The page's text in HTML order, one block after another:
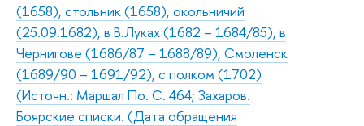
(1658), стольник (1658), окольничий
(25.09.1682), в В.Луках (1682 – 1684/85), в
Чернигове (1686/87 – 1688/89), Смоленск
(1689/90 – 1691/92), с полком (1702)
(Источн.: Маршал По. С. 464; Захаров.
Боярские списки. (Дата обращения